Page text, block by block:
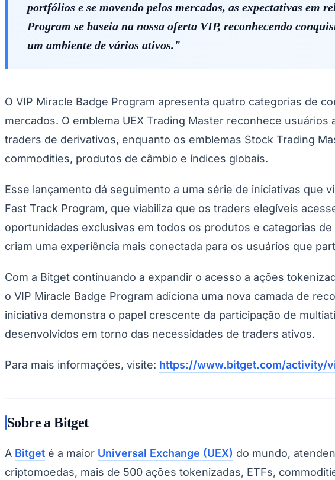
Premier League
Bundesliga
Mundial 2026
portfólios e se movendo pelos mercados, as expectativas em
Program se baseia na nossa oferta VIP, reconhecendo
um ambiente de vários ativos."
O VIP Miracle Badge Program apresenta quatro categorias de
mercados. O emblema UEX Trading Master reconhece
traders de derivativos, enquanto os emblemas Stock Trading
commodities, produtos de câmbio e índices globais.
Esse lançamento dá seguimento a uma série de iniciativas que
Fast Track Program, que viabiliza que os traders elegíveis
oportunidades exclusivas em todos os produtos e categorias
criam uma experiência mais conectada para os usuários que
Com a Bitget continuando a expandir o acesso a ações
o VIP Miracle Badge Program adiciona uma nova camada de
iniciativa demonstra o papel crescente da participação de
desenvolvidos em torno das necessidades de traders ativos.
Para mais informações, visite: https://www.bitget.com/activity/
Sobre a Bitget
A Bitget é a maior Universal Exchange (UEX) do mundo,
criptomoedas, mais de 500 ações tokenizadas, ETFs,